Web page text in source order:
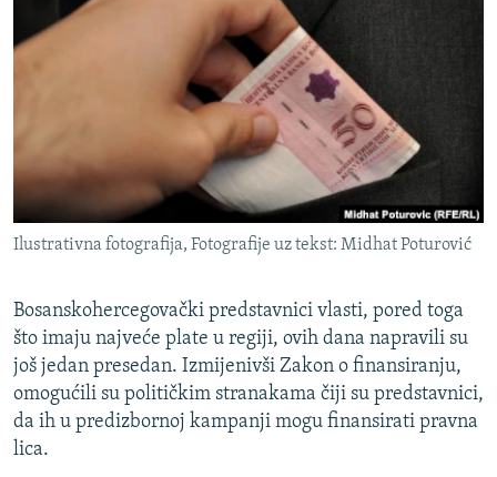
RSE PRIČE IZ SVIJETA
ISPRIČAJ MI
SPECIJALI RSE
VIŠE OD NASLOVA
GENOCID U SREBRENICI
POPLAVE I KLIZIŠTA U BIH 2024.
POST SCRIPTUM
MOJA EVROPA
TRI DECENIJE OD RATA U BIH
SVE KARTE DEJTONA
PRATITE NAS
Sve RFE/RL stranice
Ilustrativna fotografija, Fotografije uz tekst: Midhat Poturović
Bosanskohercegovački predstavnici vlasti, pored toga
što imaju najveće plate u regiji, ovih dana napravili su
još jedan presedan. Izmijenivši Zakon o finansiranju,
omogućili su političkim stranakama čiji su predstavnici,
da ih u predizbornoj kampanji mogu finansirati pravna
lica.